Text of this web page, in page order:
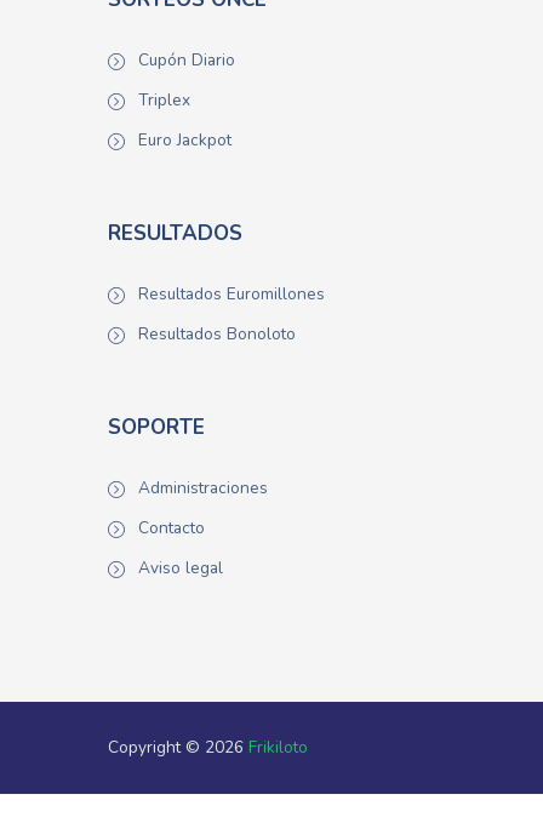
Cupón Diario
Triplex
Euro Jackpot
RESULTADOS
Resultados Euromillones
Resultados Bonoloto
SOPORTE
Administraciones
Contacto
Aviso legal
Copyright © 2026 Frikiloto